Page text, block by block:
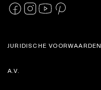
JURIDISCHE VOORWAARDEN
A.V.